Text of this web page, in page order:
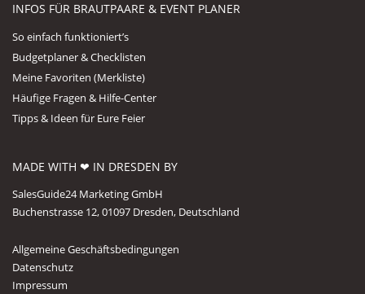
INFOS FÜR BRAUTPAARE & EVENT PLANER
So einfach funktioniert’s
Budgetplaner & Checklisten
Meine Favoriten (Merkliste)
Häufige Fragen & Hilfe-Center
Tipps & Ideen für Eure Feier
MADE WITH ❤ IN DRESDEN BY
SalesGuide24 Marketing GmbH
Buchenstrasse 12, 01097 Dresden, Deutschland
Allgemeine Geschäftsbedingungen
Datenschutz
Impressum